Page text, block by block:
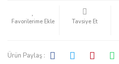
Tavsiye Et
Ürün Paylaş :